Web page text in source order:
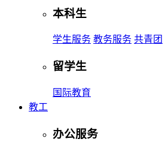
本科生
学生服务 教务服务 共青团
留学生
国际教育
教工
办公服务